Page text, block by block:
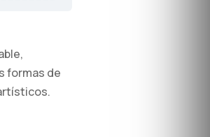
formas de